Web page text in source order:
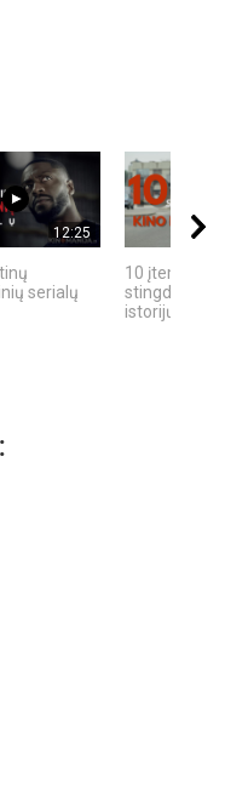
12:25
serialų
10 įtemptų,
stingdančių
istorijų